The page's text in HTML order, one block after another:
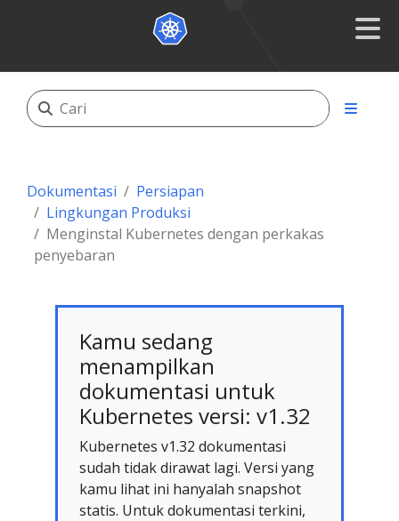
Dokumentasi
Persiapan
Lingkungan Produksi
Menginstal Kubernetes dengan perkakas
penyebaran
Kamu sedang
menampilkan
dokumentasi untuk
Kubernetes versi: v1.32
Kubernetes v1.32 dokumentasi
sudah tidak dirawat lagi. Versi yang
kamu lihat ini hanyalah snapshot
statis. Untuk dokumentasi terkini,